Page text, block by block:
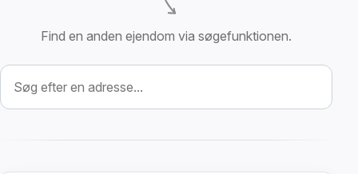
Find en anden ejendom via søgefunktionen.
Søg efter ejendom